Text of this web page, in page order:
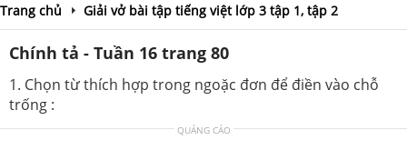
Trang chủ Giải vở bài tập tiếng việt lớp 3 tập 1, tập 2
Chính tả - Tuần 16 trang 80
1. Chọn từ thích hợp trong ngoặc đơn để điền vào chỗ
trống :
QUẢNG CÁO